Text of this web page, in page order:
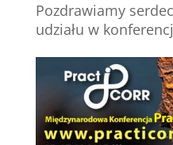
Pozdrawiamy
udziału w